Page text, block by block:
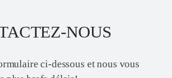
NOUS
ci-dessous et nous vous